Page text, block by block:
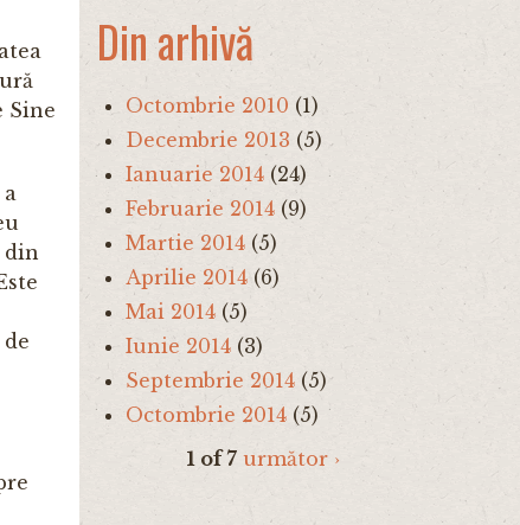
Sine
din
Din arhivă
Octombrie 2010 (1)
Decembrie 2013 (5)
Ianuarie 2014 (24)
Februarie 2014 (9)
Martie 2014 (5)
Aprilie 2014 (6)
Mai 2014 (5)
Iunie 2014 (3)
Septembrie 2014 (5)
Octombrie 2014 (5)
1 of 7 următor ›